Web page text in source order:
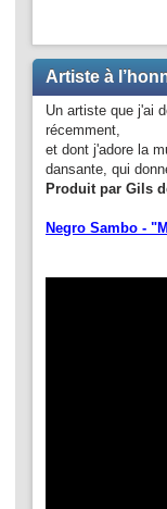
Artiste à
Un artiste que j'ai
récemment,
et dont j'adore la
dansante, qui
Produit par Gils
Negro Sambo -